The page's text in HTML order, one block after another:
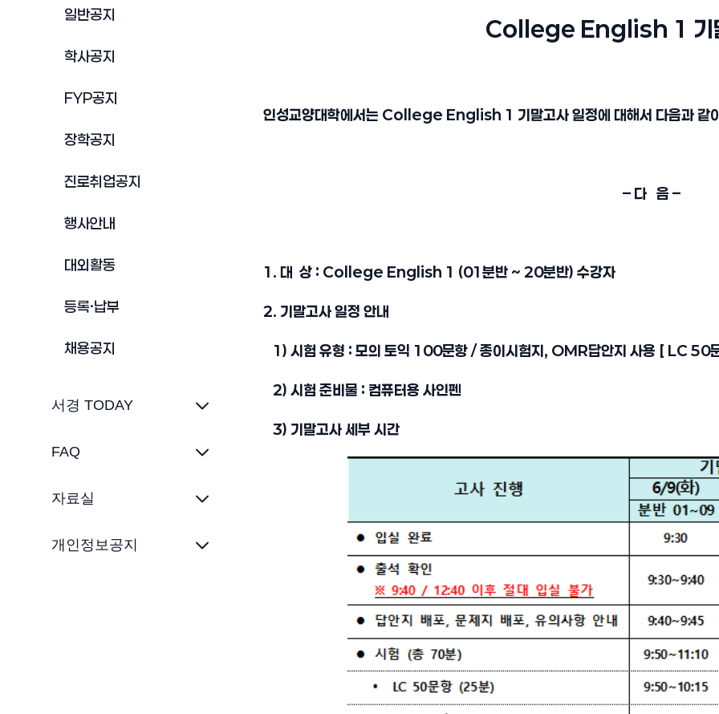
일반공지
학사공지
FYP공지
장학공지
진로취업공지
행사안내
대외활동
등록·납부
채용공지
서경 TODAY
FAQ
자료실
개인정보공지
College English 1 기
인성교양대학에서는 College English 1 기말고사 일정에 대해서 다음과 같
– 다 음 –
1. 대 상 : College English 1 (01분반 ~ 20분반) 수강자
2. 기말고사 일정 안내
1) 시험 유형 : 모의 토익 100문항 / 종이시험지, OMR답안지 사용 [ LC 50
2) 시험 준비물 : 컴퓨터용 사인펜
3) 기말고사 세부 시간